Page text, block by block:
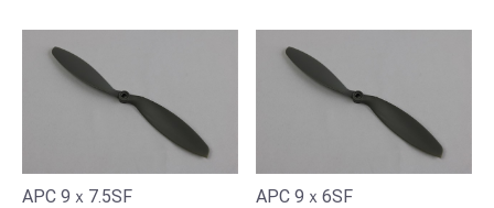
APC 9ｘ7.5SF
APC 9ｘ6SF